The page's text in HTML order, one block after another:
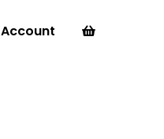
Account